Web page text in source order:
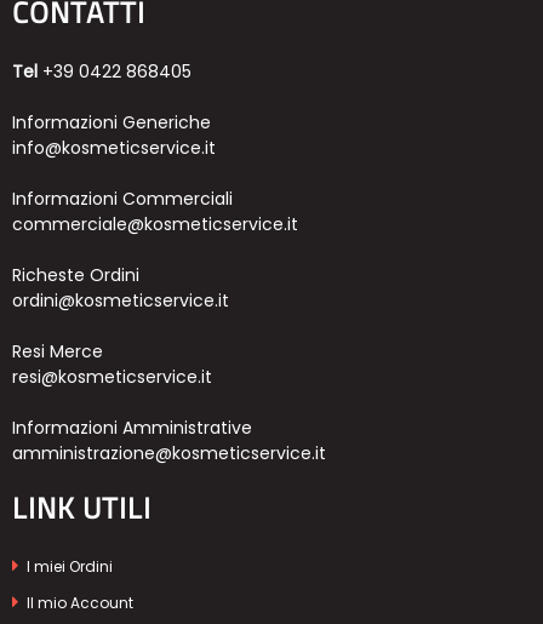
CONTATTI
Tel +39 0422 868405
Informazioni Generiche
info@kosmeticservice.it
Informazioni Commerciali
commerciale@kosmeticservice.it
Richeste Ordini
ordini@kosmeticservice.it
Resi Merce
resi@kosmeticservice.it
Informazioni Amministrative
amministrazione@kosmeticservice.it
LINK UTILI
I miei Ordini
Il mio Account